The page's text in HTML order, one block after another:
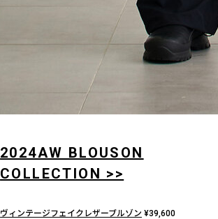
2024AW BLOUSON
COLLECTION >>
ヴィンテージフェイクレザーブルゾン ¥39,600